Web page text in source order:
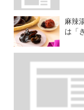
麻辣
は「